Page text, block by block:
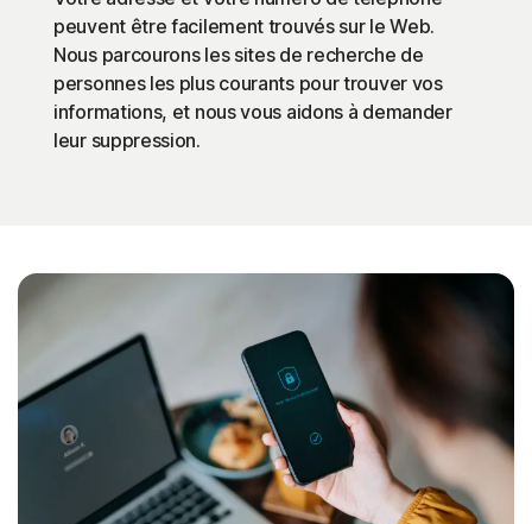
peuvent être facilement trouvés sur le Web.
Nous parcourons les sites de recherche de
personnes les plus courants pour trouver vos
informations, et nous vous aidons à demander
leur suppression.